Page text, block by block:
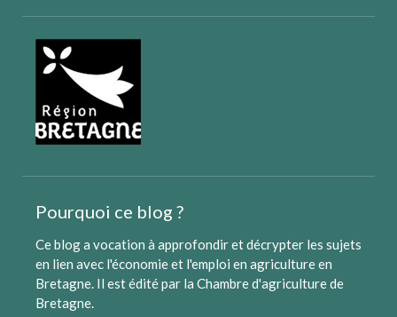
Pourquoi ce blog ?
Ce blog a vocation à approfondir et décrypter les sujets
en lien avec l'économie et l'emploi en agriculture en
Bretagne. Il est édité par la Chambre d'agriculture de
Bretagne.